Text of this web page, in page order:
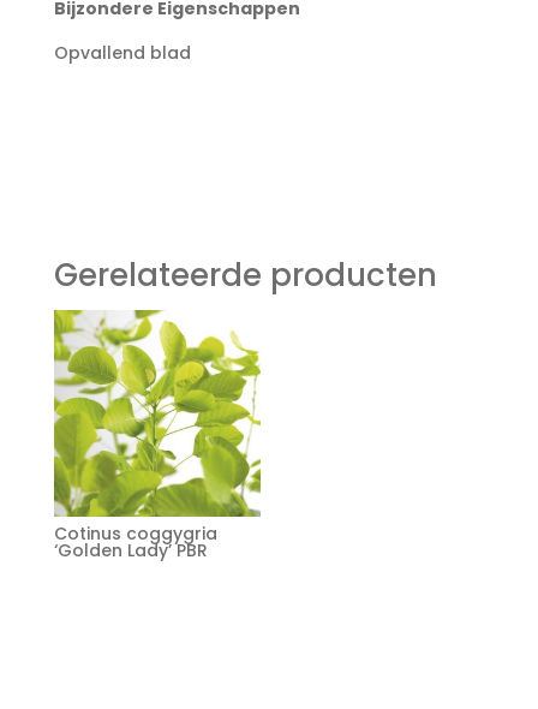
Bijzondere Eigenschappen
Opvallend blad
Gerelateerde producten
Cotinus coggygria
‘Golden Lady’ PBR